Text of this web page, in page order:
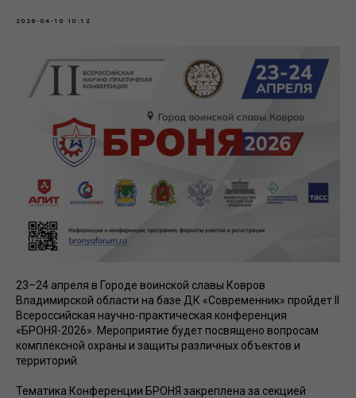
2026-04-10 10:12
23–24 апреля в Городе воинской славы Ковров
Владимирской области на базе ДК «Современник» пройдет II
Всероссийская научно-практическая конференция
«БРОНЯ-2026». Мероприятие будет посвящено вопросам
комплексной охраны и защиты различных объектов и
территорий.
Тематика Конференции БРОНЯ закреплена за секцией